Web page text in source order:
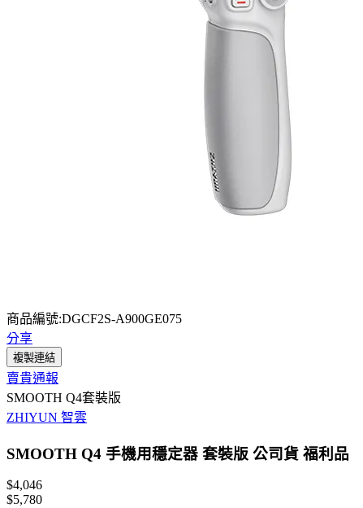
商品編號:DGCF2S-A900GE075
分享
複製連結
賣貴通報
SMOOTH Q4套裝版
ZHIYUN 智雲
SMOOTH Q4 手機用穩定器 套裝版 公司貨 福利品
$4,046
$5,780